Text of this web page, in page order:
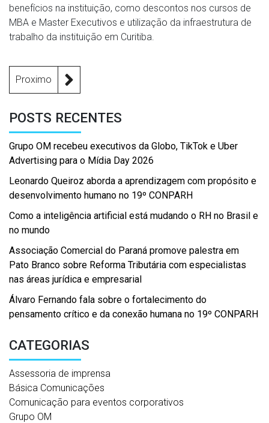
benefícios na instituição, como descontos nos cursos de
MBA e Master Executivos e utilização da infraestrutura de
trabalho da instituição em Curitiba.
Proximo
POSTS RECENTES
Grupo OM recebeu executivos da Globo, TikTok e Uber
Advertising para o Mídia Day 2026
Leonardo Queiroz aborda a aprendizagem com propósito e
desenvolvimento humano no 19º CONPARH
Como a inteligência artificial está mudando o RH no Brasil e
no mundo
Associação Comercial do Paraná promove palestra em
Pato Branco sobre Reforma Tributária com especialistas
nas áreas jurídica e empresarial
Álvaro Fernando fala sobre o fortalecimento do
pensamento crítico e da conexão humana no 19º CONPARH
CATEGORIAS
Assessoria de imprensa
Básica Comunicações
Comunicação para eventos corporativos
Grupo OM